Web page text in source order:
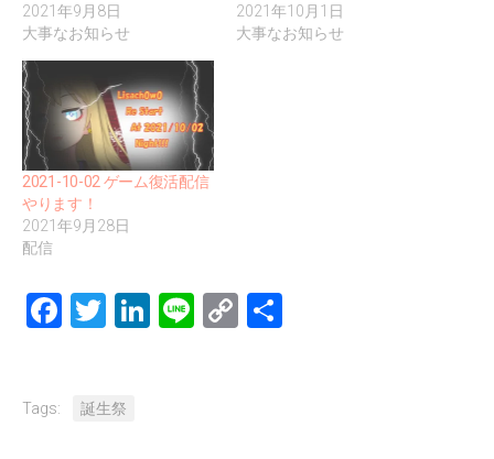
2021年9月8日
大事なお知らせ
2021年10月1日
大事なお知らせ
2021-10-02 ゲーム復活配信
やります！
2021年9月28日
配信
Facebook
Twitter
LinkedIn
LineCopy
Tags: 誕生祭